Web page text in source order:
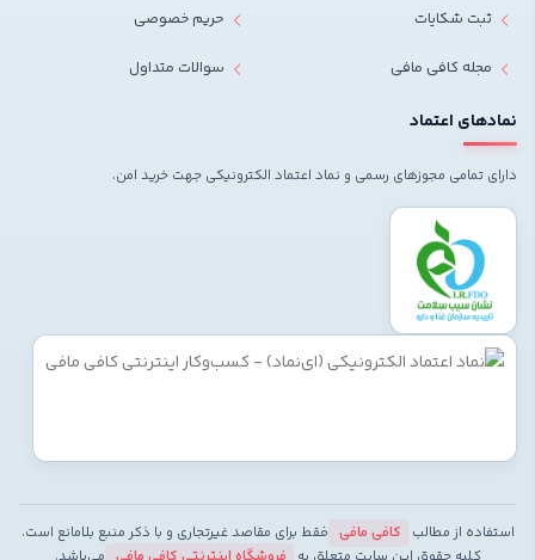
ثبت شکایات
مجله کافی مافی
حریم خصوصی
سوالات متداول
نمادهای اعتماد
دارای تمامی مجوزهای رسمی و نماد اعتماد الکترونیکی جهت خرید امن.
استفاده از مطالب کافی مافی فقط برای مقاصد غیرتجاری و با ذکر منبع بلامانع است.